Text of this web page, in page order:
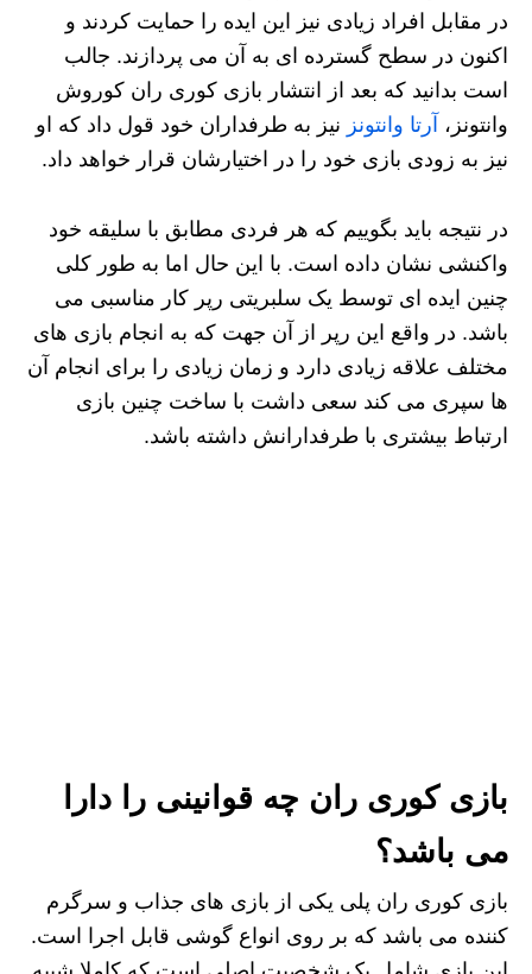
در مقابل افراد زیادی نیز این ایده را حمایت کردند و
اکنون در سطح گسترده ای به آن می پردازند. جالب
است بدانید که بعد از انتشار بازی کوری ران کوروش
وانتونز، آرتا وانتونز نیز به طرفداران خود قول داد که او
نیز به زودی بازی خود را در اختیارشان قرار خواهد داد.
در نتیجه باید بگوییم که هر فردی مطابق با سلیقه خود
واکنشی نشان داده است. با این حال اما به طور کلی
چنین ایده ای توسط یک سلبریتی رپر کار مناسبی می
باشد. در واقع این رپر از آن جهت که به انجام بازی های
مختلف علاقه زیادی دارد و زمان زیادی را برای انجام آن
ها سپری می کند سعی داشت با ساخت چنین بازی
ارتباط بیشتری با طرفدارانش داشته باشد.
بازی کوری ران چه قوانینی را دارا
می باشد؟
بازی کوری ران پلی یکی از بازی های جذاب و سرگرم
کننده می باشد که بر روی انواع گوشی قابل اجرا است.